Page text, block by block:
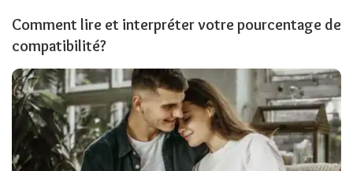
Comment lire et interpréter votre pourcentage de
compatibilité?